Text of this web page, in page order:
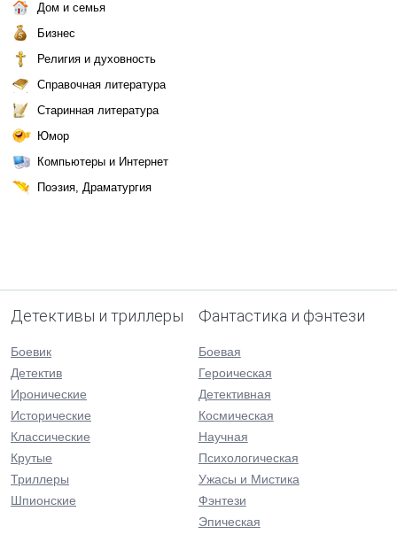
Дом и семья
Бизнес
Религия и духовность
Справочная литература
Старинная литература
Юмор
Компьютеры и Интернет
Поэзия, Драматургия
Детективы и триллеры
Боевик
Детектив
Иронические
Исторические
Классические
Крутые
Триллеры
Шпионские
Фантастика и фэнтези
Боевая
Героическая
Детективная
Космическая
Научная
Психологическая
Ужасы и Мистика
Фэнтези
Эпическая